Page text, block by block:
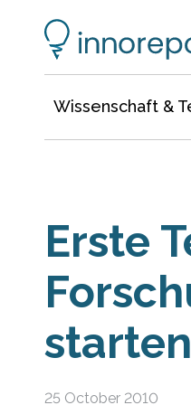
Wissenschaft &
Erste
25 October 2010